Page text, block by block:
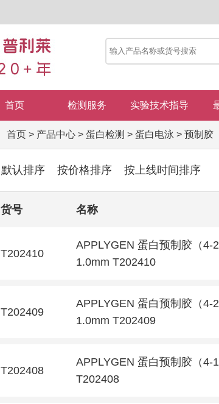
首页 检测服务 实验技术指导
首页> 产品中心> 蛋白检测 > 蛋白电泳 > 预制胶
默认排序 按价格排序 按上线时间排序
货号 名称
T202410
APPLYGEN 蛋白预制胶（4-
1.0mm T202410
T202409
APPLYGEN 蛋白预制胶（4-
1.0mm T202409
T202408
APPLYGEN 蛋白预制胶（4-
T202408